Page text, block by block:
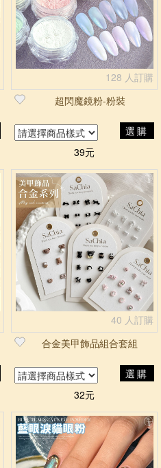
128 人訂購
超閃魔鏡粉-粉裝
選購
39元
40 人訂購
合金美甲飾品組合套組
選購
32元